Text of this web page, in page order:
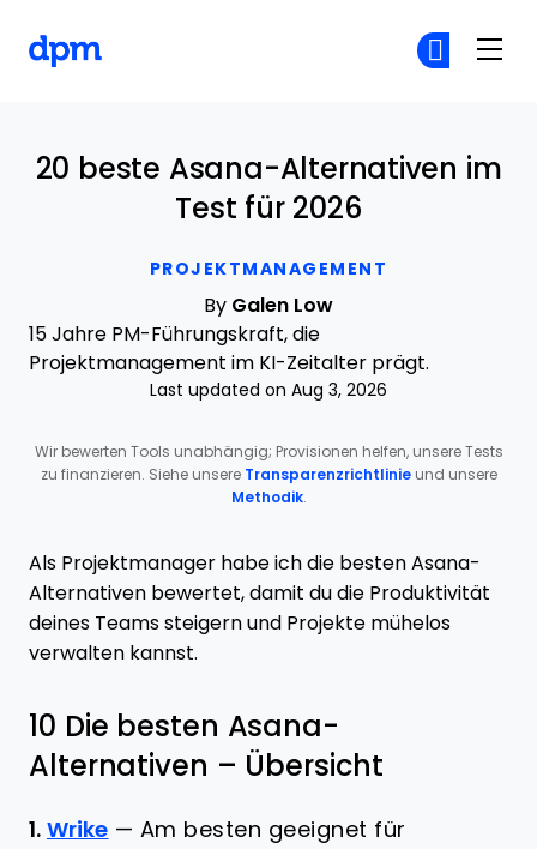
PROJEKTMANAGEMENT
20 beste Asana-Alternativen im
Test für 2026
By Galen Low
15 Jahre PM-Führungskraft, die
Projektmanagement im KI-Zeitalter prägt.
Last updated on Aug 3, 2026
Wir bewerten Tools unabhängig; Provisionen helfen, unsere Tests
zu finanzieren. Siehe unsere Transparenzrichtlinieund unsere
Methodik.
Als Projektmanager habe ich die besten Asana-
Alternativen bewertet, damit du die Produktivität
deines Teams steigern und Projekte mühelos
verwalten kannst.
10 Die besten Asana-
Alternativen – Übersicht
1. Wrike — Am besten geeignet für